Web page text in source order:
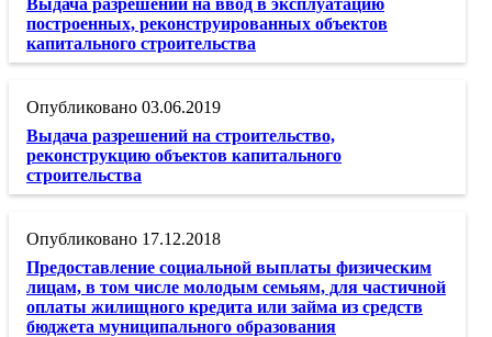
построенных, реконструированных объектов
капитального строительства
03.06.2019
Выдача разрешений на строительство,
реконструкцию объектов капитального
строительства
17.12.2018
Предоставление социальной выплаты физическим
лицам, в том числе молодым семьям, для частичной
оплаты жилищного кредита или займа из средств
бюджета муниципального образования